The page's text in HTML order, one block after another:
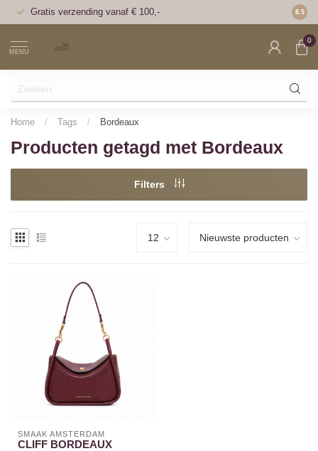
Gratis verzending vanaf € 100,- Voor
8.5
MENU
0
Home / Tags / Bordeaux
Producten getagd met Bordeaux
Filters
SMAAK AMSTERDAM
CLIFF BORDEAUX